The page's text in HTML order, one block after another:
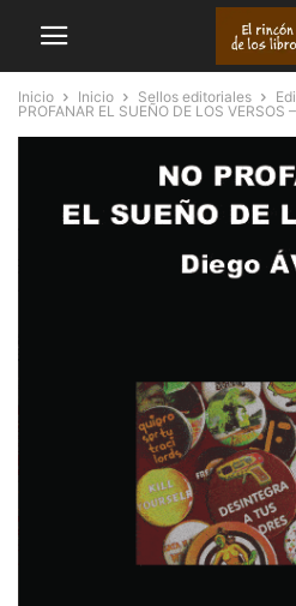
Inicio Inicio Sellos editoriales
PROFANAR EL SUEÑO DE LOS VERSOS